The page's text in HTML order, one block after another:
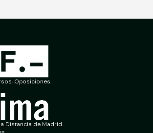
Oposiciones.
Distancia de Madrid.